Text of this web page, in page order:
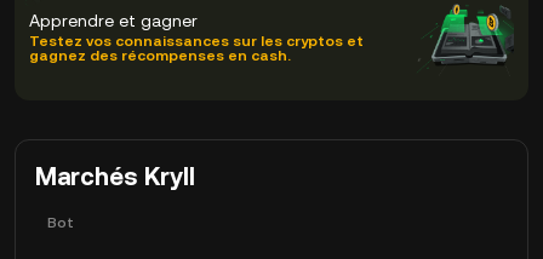
Apprendre et gagner
Testez vos connaissances sur les cryptos et
gagnez des récompenses en cash.
Marchés Kryll
Bot